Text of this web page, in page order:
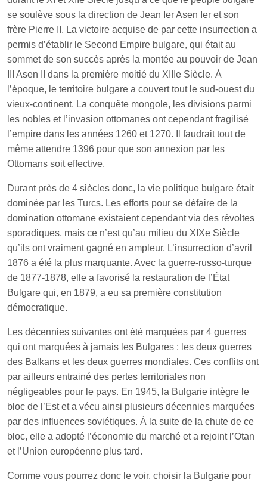
se soulève sous la direction de Jean Ier Asen Ier et son
frère Pierre II. La victoire acquise de par cette insurrection a
permis d’établir le Second Empire bulgare, qui était au
sommet de son succès après la montée au pouvoir de Jean
III Asen II dans la première moitié du XIIIe Siècle. À
l’époque, le territoire bulgare a couvert tout le sud-ouest du
vieux-continent. La conquête mongole, les divisions parmi
les nobles et l’invasion ottomanes ont cependant fragilisé
l’empire dans les années 1260 et 1270. Il faudrait tout de
même attendre 1396 pour que son annexion par les
Ottomans soit effective.
Durant près de 4 siècles donc, la vie politique bulgare était
dominée par les Turcs. Les efforts pour se défaire de la
domination ottomane existaient cependant via des révoltes
sporadiques, mais ce n’est qu’au milieu du XIXe Siècle
qu’ils ont vraiment gagné en ampleur. L’insurrection d’avril
1876 a été la plus marquante. Avec la guerre-russo-turque
de 1877-1878, elle a favorisé la restauration de l’État
Bulgare qui, en 1879, a eu sa première constitution
démocratique.
Les décennies suivantes ont été marquées par 4 guerres
qui ont marquées à jamais les Bulgares : les deux guerres
des Balkans et les deux guerres mondiales. Ces conflits ont
par ailleurs entrainé des pertes territoriales non
négligeables pour le pays. En 1945, la Bulgarie intègre le
bloc de l’Est et a vécu ainsi plusieurs décennies marquées
par des influences soviétiques. À la suite de la chute de ce
bloc, elle a adopté l’économie du marché et a rejoint l’Otan
et l’Union européenne plus tard.
Comme vous pourrez donc le voir, choisir la Bulgarie pour